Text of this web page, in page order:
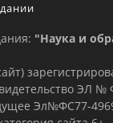
"Наука и
ЭЛ №
Эл№ФC77-